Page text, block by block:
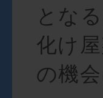
とな
化け
の機